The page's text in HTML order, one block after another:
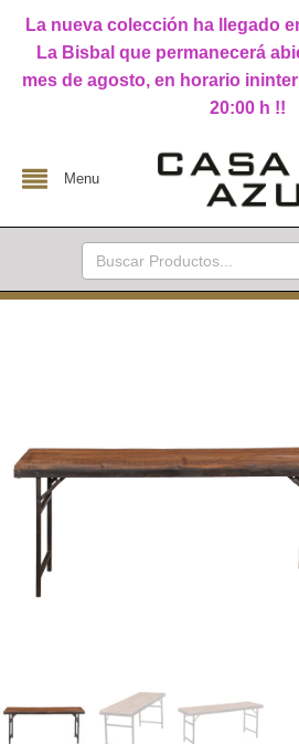
La nueva colección ha llegado
La Bisbal que permanecerá
mes de agosto, en horario
20:00 h !!
Menu
Buscar: